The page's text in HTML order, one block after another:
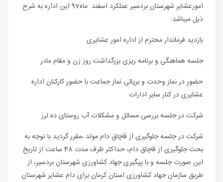
امورعشایر شهرستان بردسیر عملکرد اسفند ماه97 این اداره به شرح
ذیل میباشد:
بازدید فرماندار محترم از اداره امور عشایری
جلسه هماهنگی و برنامه ریزی بزرگداشت روز زن و مقام مادر
حضور در نماز وحدت و برپائی نماز جماعت با حضور کارکنان اداره
عشایری در کنار سایر ادارات
شرکت در جلسه بررسی مسائل و مشکلات آب روستای ده لرز
شرکت در جلسه جلوگیری از قاچاق دام مولد ،مقرر گردید با توجه به
بحث جلوگیری از قاچاق دام، حداکثر ظرف مدت 48 ساعت از تاریخ
این صورت جلسه و با پیگیری جهاد کشاورزی شهرستان بردسیر، از
طریق سازمان جهاد کشاورزی استان کرمان برای دام عشایر شهرستان